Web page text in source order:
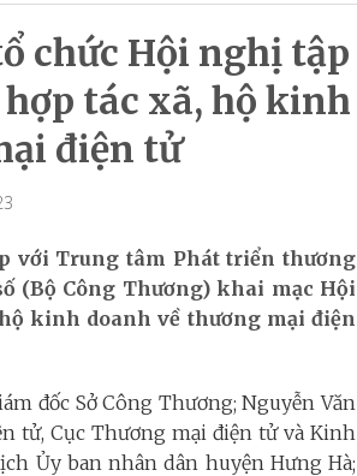
chức Hội nghị tập
tác xã, hộ kinh
điện tử
với Trung tâm Phát triển thương
(Bộ Công Thương) khai mạc Hội
kinh doanh về thương mại điện
đốc Sở Công Thương; Nguyễn Văn
tử, Cục Thương mại điện tử và Kinh
Ủy ban nhân dân huyện Hưng Hà;